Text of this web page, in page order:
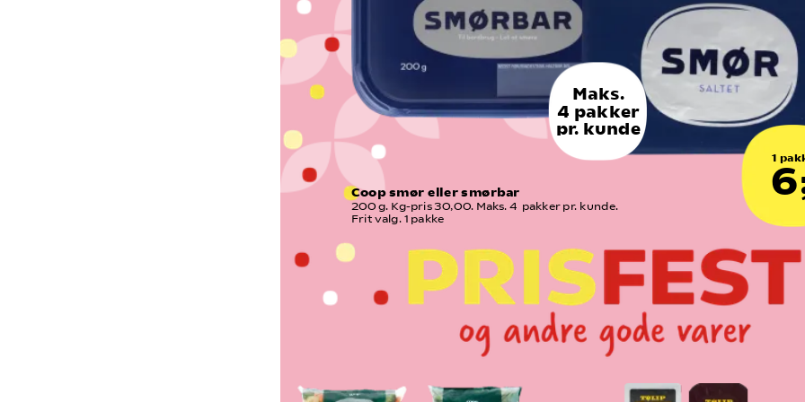
1
Coop smør eller smørbar
200 g. Kg-pris 30,00. Maks. 4  pakker pr. kunde.
Frit valg. 1 pakke
Maks.
4 pakker
pr. kunde